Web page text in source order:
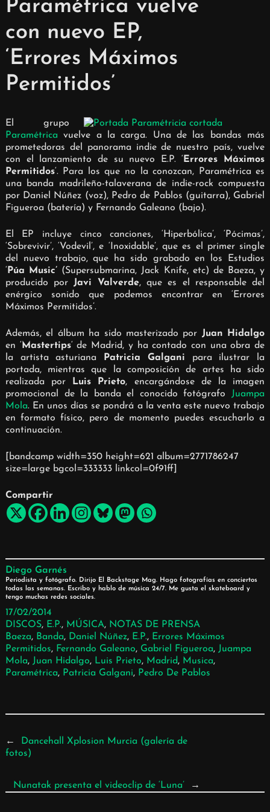
Paramétrica vuelve
con nuevo EP,
‘Errores Máximos
Permitidos’
El grupo
Paramétrica vuelve a la carga. Una de las bandas más
prometedoras del panorama indie de nuestro país, vuelve
con el lanzamiento de su nuevo E.P. ‘ Errores Máximos
Permitidos‘. Para los que no la conozcan, Paramétrica es
una banda madrileño-talaverana de indie-rock compuesta
por Daniel Núñez (voz), Pedro de Pablos (guitarra), Gabriel
Figueroa (batería) y Fernando Galeano (bajo).
El EP incluye cinco canciones, ‘Hiperbólica’, ‘Pócimas’,
‘Sobrevivir’, ‘Vodevil’, e ‘Inoxidable’, que es el primer single
del nuevo trabajo, que ha sido grabado en los Estudios
‘ Púa Music’ (Supersubmarina, Jack Knife, etc) de Baeza, y
producido por Javi Valverde, que es el responsable del
enérgico sonido que podemos encontrar en ‘Errores
Máximos Permitidos’.
Además, el álbum ha sido masterizado por Juan Hidalgo
en ‘ Mastertips‘ de Madrid, y ha contado con una obra de
la artista asturiana
Patricia Galgani para ilustrar la
portada, mientras que la composición de artes ha sido
realizada por
Luis Prieto, encargándose de la imagen
promocional de la banda el conocido fotógrafo
Juampa
Mola. En unos días se pondrá a la venta este nuevo trabajo
en formato físico, pero de momento puedes escucharlo a
continuación.
[bandcamp width=350 height=621 album=2771786247
size=large bgcol=333333 linkcol=0f91ff]
Compartir
Diego Garnés
Periodista y fotógrafo. Dirijo El Backstage Mag. Hago fotografías en conciertos
todas las semanas. Escribo y hablo de música 24/7. Me gusta el skateboard y
tengo muchas redes sociales.
17/02/2014
DISCOS, E.P., MÚSICA, NOTAS DE PRENSA
Baeza, Banda, Daniel Núñez, E.p., Errores Máximos
Permitidos, Fernando Galeano, Gabriel Figueroa, Juampa
Mola, Juan Hidalgo, Luis Prieto, Madrid, Musica ,
Paramétrica, Patricia Galgani, Pedro De Pablos
←
Dancehall Xplosion Murcia (galería de
fotos)
Nunatak presenta el videoclip de ‘Luna’ →